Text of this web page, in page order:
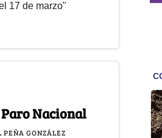
17 de marzo"
Nacional
PEÑA GONZÁLEZ